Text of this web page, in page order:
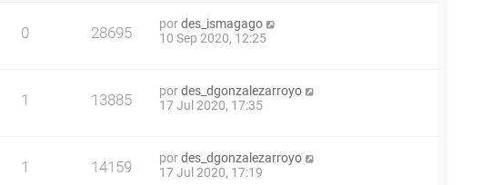
0 28695 pordes_ismagago
10 Sep 2020, 12:25
1 13885 pordes_dgonzalezarroyo
17 Jul 2020, 17:35
1 14159 pordes_dgonzalezarroyo
17 Jul 2020, 17:19